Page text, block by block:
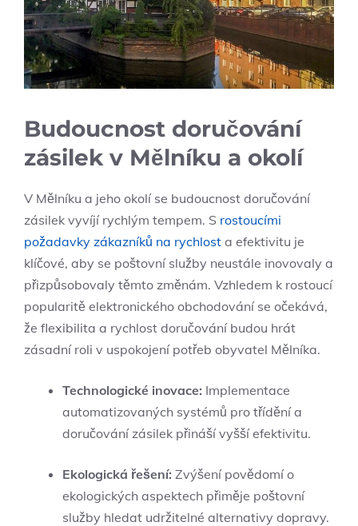
Budoucnost doručování
‌zásilek v ⁤Mělníku⁢ a⁢ okolí
V Mělníku a jeho okolí se budoucnost doručování
zásilek vyvíjí rychlým tempem. S rostoucími
požadavky zákazníků na rychlost a efektivitu je
klíčové, aby ​se‍ poštovní ⁢služby neustále inovovaly a
‌přizpůsobovaly těmto změnám. ‌Vzhledem k rostoucí
popularitě elektronického obchodování se očekává,
⁤že flexibilita ‌a⁤ rychlost doručování budou hrát⁢
zásadní ‌roli v⁢ uspokojení potřeb obyvatel Mělníka.
Technologické ‍inovace: Implementace
automatizovaných‌ systémů ⁤pro třídění ​a
doručování‍ zásilek přináší‍ vyšší ‍efektivitu.
Ekologická řešení: Zvýšení povědomí o
ekologických aspektech přiměje poštovní​
služby hledat ‍udržitelné ⁣alternativy dopravy.